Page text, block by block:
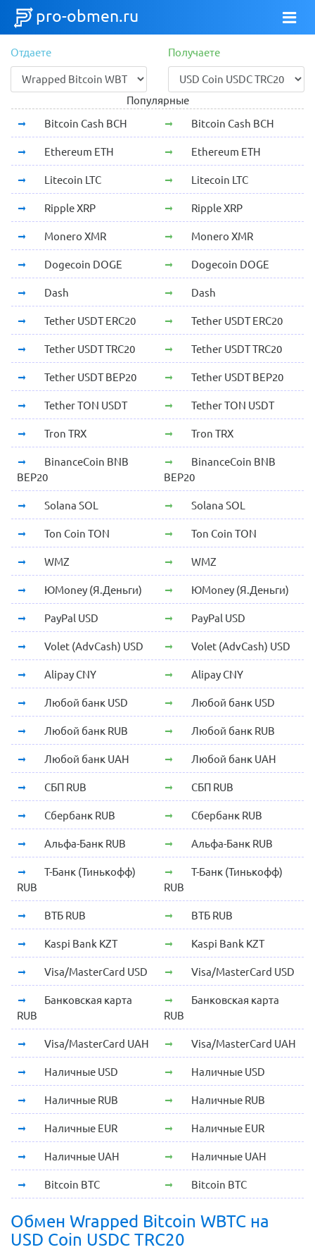
pro-obmen.ru
Отдаете Получаете
Популярные
Bitcoin Cash BCH
Bitcoin Cash BCH
Ethereum ETH Ethereum ETH
Litecoin LTC Litecoin LTC
Ripple XRP Ripple XRP
Monero XMR Monero XMR
Dogecoin DOGE Dogecoin DOGE
Dash Dash
Tether USDT ERC20 Tether USDT ERC20
Tether USDT TRC20 Tether USDT TRC20
Tether USDT BEP20 Tether USDT BEP20
Tether TON USDT Tether TON USDT
Tron TRX Tron TRX
BinanceCoin BNB
BEP20
BinanceCoin BNB
BEP20
Solana SOL Solana SOL
Ton Coin TON Ton Coin TON
WMZ WMZ
ЮMoney (Я.Деньги) ЮMoney (Я.Деньги)
PayPal USD PayPal USD
Volet (AdvCash) USD Volet (AdvCash) USD
Alipay CNY Alipay CNY
Любой банк USD Любой банк USD
Любой банк RUB Любой банк RUB
Любой банк UAH Любой банк UAH
СБП RUB СБП RUB
Сбербанк RUB Сбербанк RUB
Альфа-Банк RUB Альфа-Банк RUB
Т-Банк (Тинькофф)
RUB
Т-Банк (Тинькофф)
RUB
ВТБ RUB ВТБ RUB
Kaspi Bank KZT Kaspi Bank KZT
Visa/MasterCard USD Visa/MasterCard USD
Банковская карта
RUB
Банковская карта
RUB
Visa/MasterCard UAH Visa/MasterCard UAH
Наличные USD Наличные USD
Наличные RUB Наличные RUB
Наличные EUR Наличные EUR
Наличные UAH Наличные UAH
Bitcoin BTC Bitcoin BTC
Обмен Wrapped Bitcoin WBTC на
USD Coin USDC TRC20